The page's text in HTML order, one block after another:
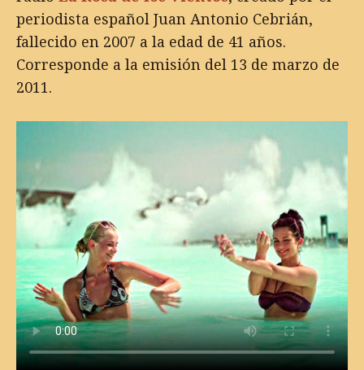
periodista español Juan Antonio Cebrián,
fallecido en 2007 a la edad de 41 años.
Corresponde a la emisión del 13 de marzo de
2011.